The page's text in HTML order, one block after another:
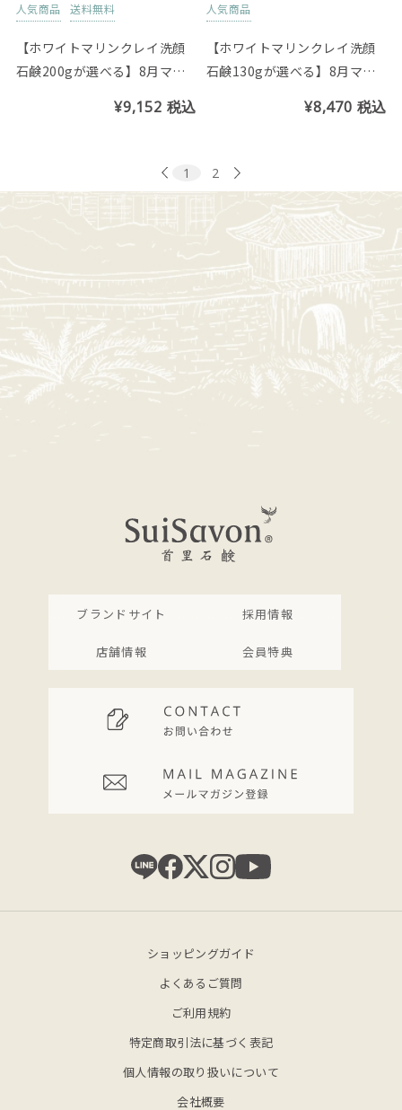
人気商品 送料無料
【ホワイトマリンクレイ洗顔
石鹸200gが選べる】8月マン
¥9,152 税込
人気商品
【ホワイトマリンクレイ洗顔
石鹸130gが選べる】8月マン
¥8,470 税込
1 2
ブランドサイト 採用情報
店舗情報 会員特典
ショッピングガイド
よくあるご質問
ご利用規約
特定商取引法に基づく表記
個人情報の取り扱いについて
会社概要